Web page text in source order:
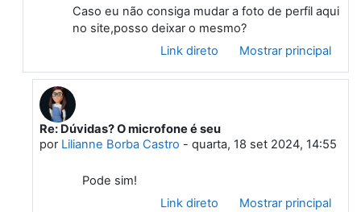
Caso eu não consiga mudar a foto de perfil aqui
no site,posso deixar o mesmo?
Link direto
Mostrar principal
Em resposta à Ana Terra Lebrão Alves
Re: Dúvidas? O microfone é seu
por Lilianne Borba Castro - quarta, 18 set 2024, 14:55
Pode sim!
Link direto
Mostrar principal